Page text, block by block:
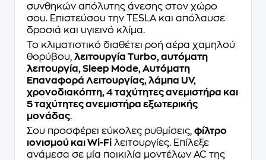
συνθηκών απόλυτης άνεσης στον χώρο
σου. Επιστεύσου την TESLA και απόλαυσε
δροσιά και υγιεινό κλίμα.
Το κλιματιστικό διαθέτει ροή αέρα χαμηλού
θορύβου, λειτουργία Turbo, αυτόματη
λειτουργία, Sleep Mode, Αυτόματη
Επαναφορά Λειτουργίας, λάμπα UV,
χρονοδιακόπτη, 4 ταχύτητες ανεμιστήρα και
5 ταχύτητες ανεμιστήρα εξωτερικής
μονάδας.
Σου προσφέρει εύκολες ρυθμίσεις, φίλτρο
ιονισμού και Wi-Fi λειτουργίες. Επίλεξε
ανάμεσα σε μία ποικιλία μοντέλων AC της